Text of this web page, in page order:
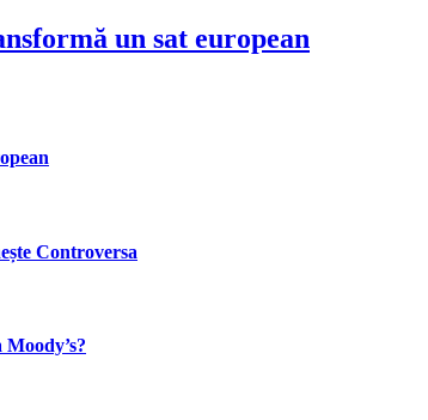
un sat european
Controversa